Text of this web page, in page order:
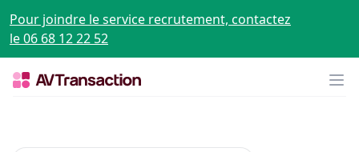
Pour joindre le service recrutement, contactez
le 06 68 12 22 52